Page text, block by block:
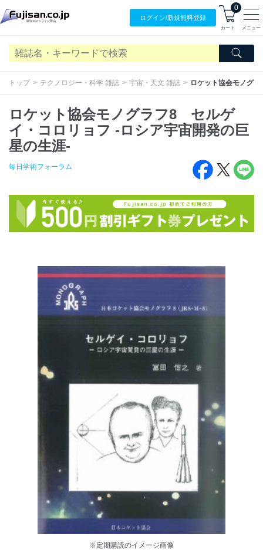
ログイン/新規無料登録
0
カート メニュー
トップ テクノロジー・科学 雑誌 宇宙・天文 雑誌 ロケット協会モノグ
ロケット協会モノグラフ8 セルゲ
イ・コロリョフ -ロシア宇宙開発の巨
星の生涯-
毎日学術フォーラム
※定期購読のイメージ画像